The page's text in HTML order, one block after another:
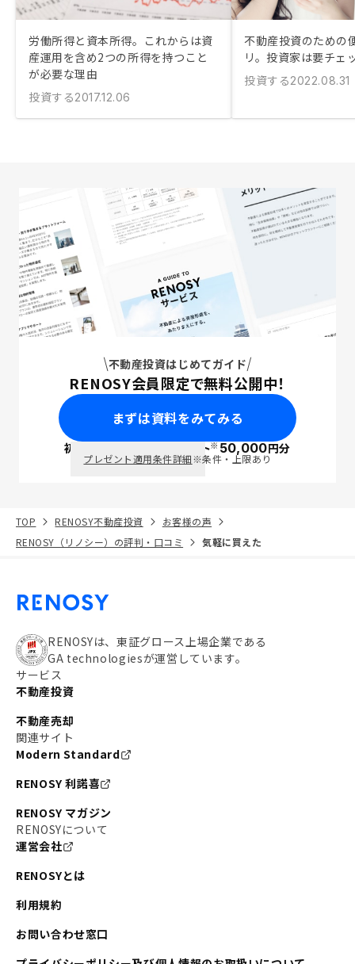
労働所得と資本所得。これからは資
産運用を含め2つの所得を持つこと
が必要な理由
投資する2017.12.06
不動産投資のための
リ。投資家は要チェ
投資する2022.08.31
不動産投資はじめてガイド
RENOSY会員限定で無料公開中！
まずは資料をみてみる
初回面談で ポイント※50,000円分
プレゼント適用条件詳細※条件・上限あり
TOP RENOSY不動産投資
お客様の声
RENOSY（リノシー）の評判・口コミ
気軽に買えた
RENOSYは、東証グロース上場企業である
GA technologiesが運営しています。
サービス
不動産投資
不動産売却
関連サイト
Modern Standard
RENOSY 利諾喜
RENOSY マガジン
RENOSYについて
運営会社
RENOSYとは
利用規約
お問い合わせ窓口